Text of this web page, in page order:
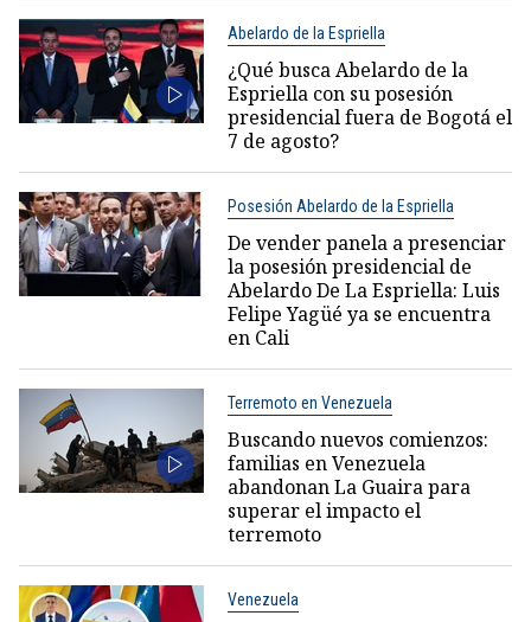
Abelardo de la Espriella
¿Qué busca Abelardo de la
Espriella con su posesión
presidencial fuera de Bogotá el
7 de agosto?
Posesión Abelardo de la Espriella
De vender panela a presenciar
la posesión presidencial de
Abelardo De La Espriella: Luis
Felipe Yagüé ya se encuentra
en Cali
Terremoto en Venezuela
Buscando nuevos comienzos:
familias en Venezuela
abandonan La Guaira para
superar el impacto el
terremoto
Venezuela